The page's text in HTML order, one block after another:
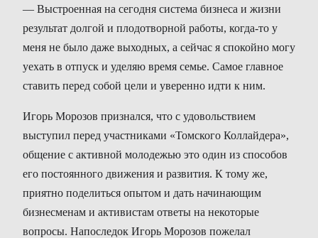
— Выстроенная на сегодня система бизнеса и жизни
результат долгой и плодотворной работы, когда-то у
меня не было даже выходных, а сейчас я спокойно могу
уехать в отпуск и уделяю время семье. Самое главное
ставить перед собой цели и уверенно идти к ним.
Игорь Морозов признался, что с удовольствием
выступил перед участниками «Томского Коллайдера»,
общение с активной молодежью это один из способов
его постоянного движения и развития. К тому же,
приятно поделиться опытом и дать начинающим
бизнесменам и активистам ответы на некоторые
вопросы. Напоследок Игорь Морозов пожелал